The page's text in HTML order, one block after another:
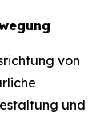
von
und